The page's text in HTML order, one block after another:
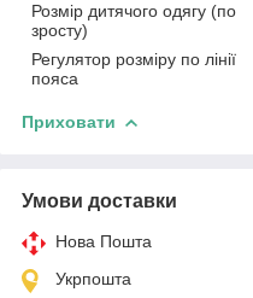
Розмір дитячого одягу (по
зросту)
Регулятор розміру по лінії
пояса
Приховати
Умови доставки
Нова Пошта
Укрпошта